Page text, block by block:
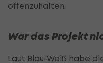
offenzuhalten.
War das Projekt
Laut Blau-Weiß habe